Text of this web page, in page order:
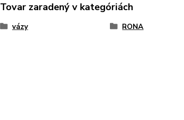
Tovar zaradený v kategóriách
vázy RONA